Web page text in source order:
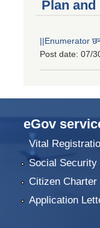
Plan
||Enumerator
Post date: 07/
eGov
Vital
Social Security
Citizen Charter
Application